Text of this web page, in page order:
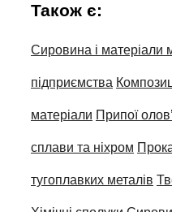
Також є:
Сировина і матеріали
підприємства
матеріали Припої
сплави та ніхром
тугоплавких металів